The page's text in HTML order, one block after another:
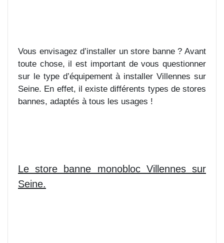
Vous envisagez d’installer un store banne ? Avant
toute chose, il est important de vous questionner
sur le type d’équipement à installer Villennes sur
Seine. En effet, il existe différents types de stores
bannes, adaptés à tous les usages !
Le store banne monobloc Villennes sur
Seine.